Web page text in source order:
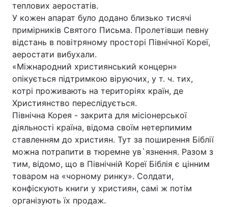
Головна Війна
Політика
Економіка Світ
теплових аеростатів.
У кожен апарат було додано близько тисячі
примірників Святого Письма. Пролетівши певну
відстань в повітряному просторі Північної Кореї,
аеростати вибухали.
«Міжнародний християнський концерн»
опікується підтримкою віруючих, у т. ч. тих,
котрі проживають на територіях країн, де
Християнство переслідується.
Північна Корея - закрита для місіонерської
діяльності країна, відома своїм нетерпимим
ставленням до християн. Тут за поширення Біблії
можна потрапити в тюремне ув`язнення. Разом з
тим, відомо, що в Північній Кореї Біблія є цінним
товаром на «чорному ринку». Солдати,
конфіскують книги у християн, самі ж потім
організують їх продаж.